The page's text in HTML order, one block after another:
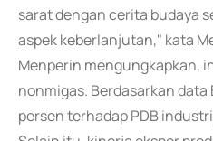
sarat dengan cerita budaya
aspek keberlanjutan," kata
Menperin mengungkapkan,
nonmigas. Berdasarkan
persen terhadap PDB